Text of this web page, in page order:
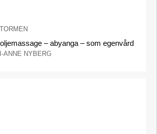
– abyanga – som egenvård
ANNE NYBERG